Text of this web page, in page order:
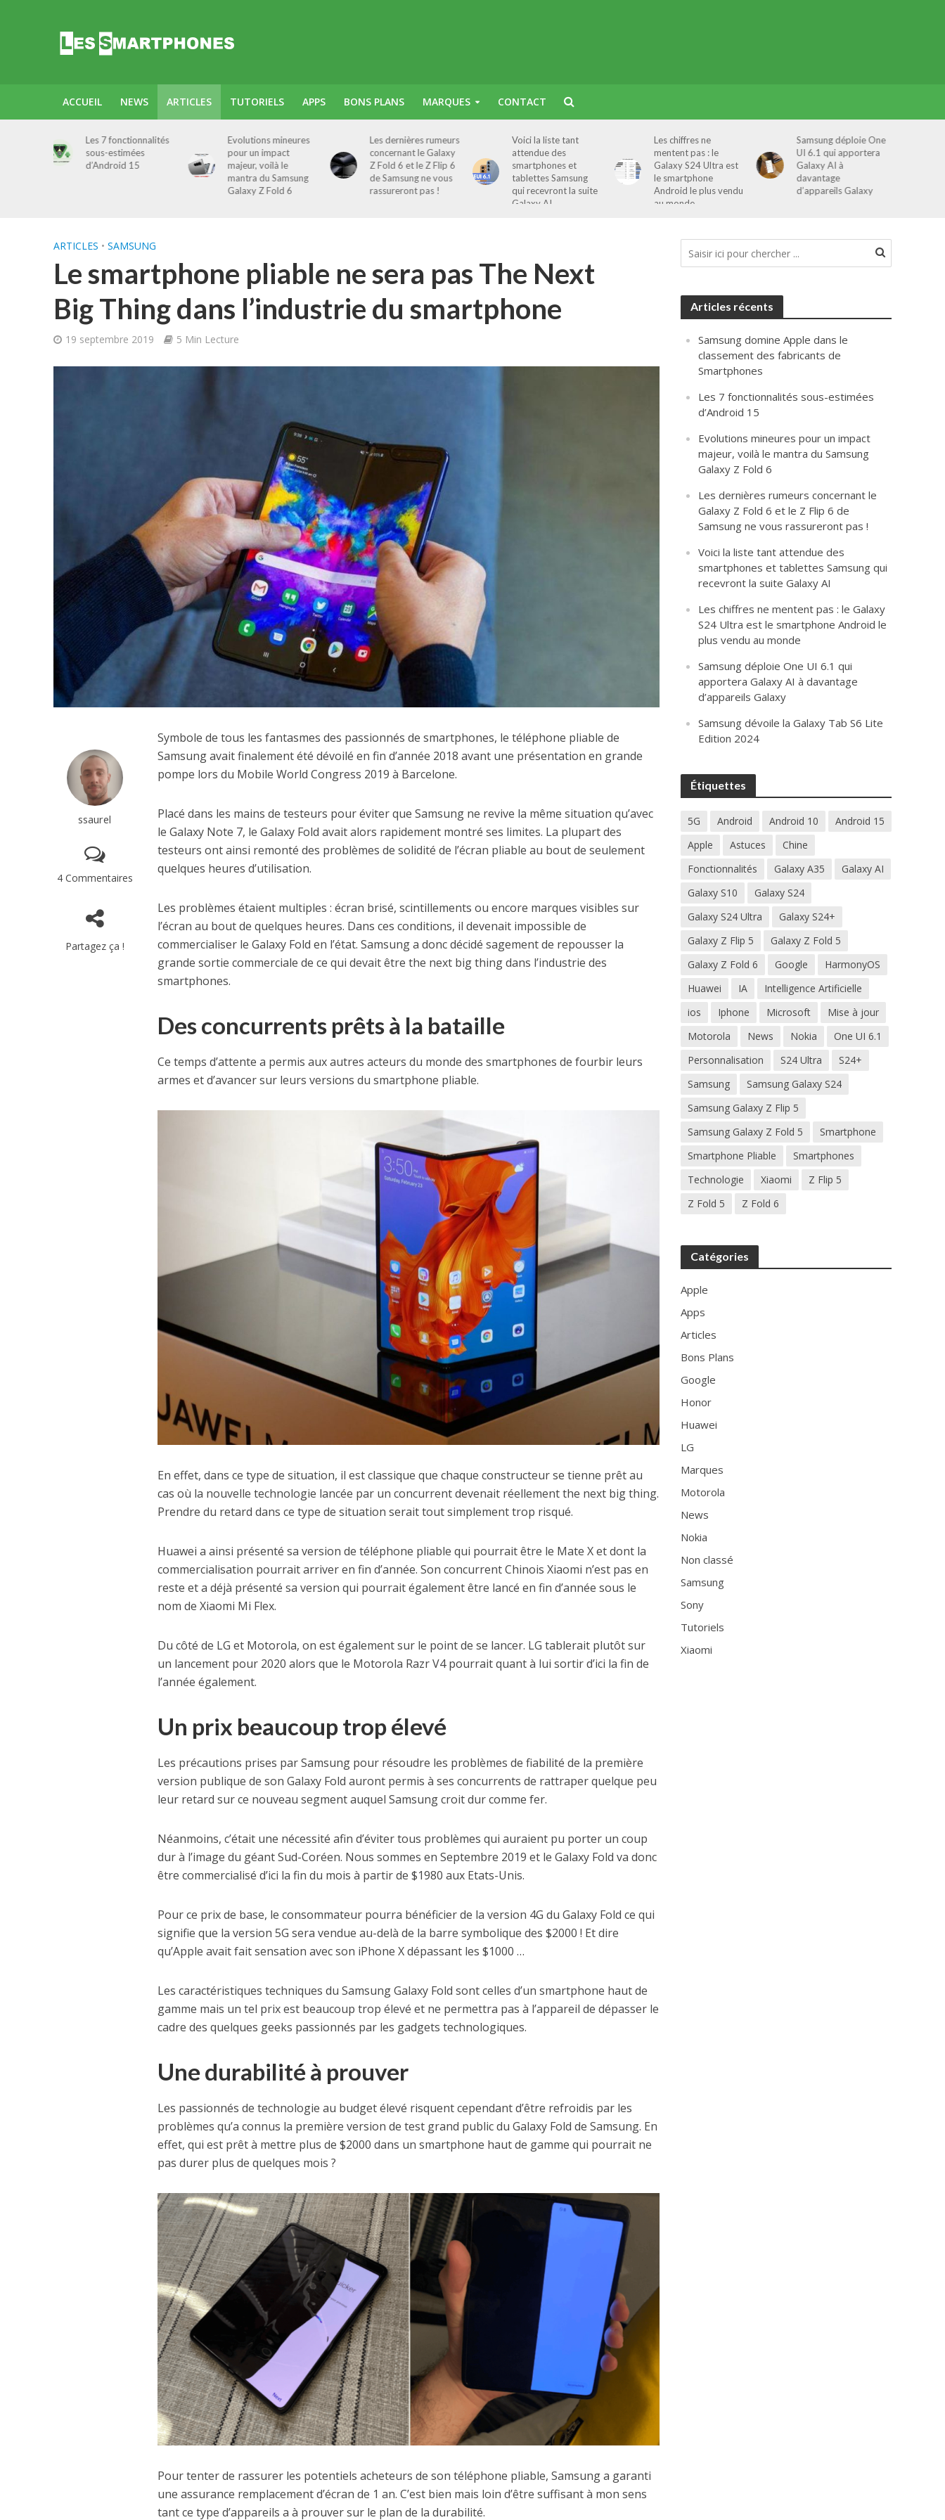
ACCUEIL NEWS ARTICLES TUTORIELS APPS BONS PLANS MARQUES CONTACT
Evolutions mineures
pour un impact
majeur, voilà le
Les dernières rumeurs
concernant le Galaxy
Z Fold 6 et le Z Flip 6
de Samsung ne vous
rassureront pas !
Voici la liste tant
attendue des
smartphones et
tablettes Samsung
qui recevront la suite
Les chiffres ne
mentent pas : le
Galaxy S24 Ultra est
le smartphone
Android le plus vendu
au monde
Samsung déploie One
UI 6.1 qui apportera
Galaxy AI à
davantage
d’appareils Galaxy
Samsung dévoile la
Galaxy Tab S6 Lite
Edition 2024
ARTICLES • SAMSUNG
Le smartphone pliable ne sera pas The Next
Big Thing dans l’industrie du smartphone
19 septembre 2019 5 Min Lecture
ssaurel
4 Commentaires
Partagez ça !
Symbole de tous les fantasmes des passionnés de smartphones, le téléphone pliable de
Samsung avait finalement été dévoilé en fin d’année 2018 avant une présentation en grande
pompe lors du Mobile World Congress 2019 à Barcelone.
Placé dans les mains de testeurs pour éviter que Samsung ne revive la même situation qu’avec
le Galaxy Note 7, le Galaxy Fold avait alors rapidement montré ses limites. La plupart des
testeurs ont ainsi remonté des problèmes de solidité de l’écran pliable au bout de seulement
quelques heures d’utilisation.
Les problèmes étaient multiples : écran brisé, scintillements ou encore marques visibles sur
l’écran au bout de quelques heures. Dans ces conditions, il devenait impossible de
commercialiser le Galaxy Fold en l’état. Samsung a donc décidé sagement de repousser la
grande sortie commerciale de ce qui devait être the next big thing dans l’industrie des
smartphones.
Des concurrents prêts à la bataille
Ce temps d’attente a permis aux autres acteurs du monde des smartphones de fourbir leurs
armes et d’avancer sur leurs versions du smartphone pliable.
En effet, dans ce type de situation, il est classique que chaque constructeur se tienne prêt au
cas où la nouvelle technologie lancée par un concurrent devenait réellement the next big thing.
Prendre du retard dans ce type de situation serait tout simplement trop risqué.
Huawei a ainsi présenté sa version de téléphone pliable qui pourrait être le Mate X et dont la
commercialisation pourrait arriver en fin d’année. Son concurrent Chinois Xiaomi n’est pas en
reste et a déjà présenté sa version qui pourrait également être lancé en fin d’année sous le
nom de Xiaomi Mi Flex.
Du côté de LG et Motorola, on est également sur le point de se lancer. LG tablerait plutôt sur
un lancement pour 2020 alors que le Motorola Razr V4 pourrait quant à lui sortir d’ici la fin de
l’année également.
Un prix beaucoup trop élevé
Les précautions prises par Samsung pour résoudre les problèmes de fiabilité de la première
version publique de son Galaxy Fold auront permis à ses concurrents de rattraper quelque peu
leur retard sur ce nouveau segment auquel Samsung croit dur comme fer.
Néanmoins, c’était une nécessité afin d’éviter tous problèmes qui auraient pu porter un coup
dur à l’image du géant Sud-Coréen. Nous sommes en Septembre 2019 et le Galaxy Fold va donc
être commercialisé d’ici la fin du mois à partir de $1980 aux Etats-Unis.
Pour ce prix de base, le consommateur pourra bénéficier de la version 4G du Galaxy Fold ce qui
signifie que la version 5G sera vendue au-delà de la barre symbolique des $2000 ! Et dire
qu’Apple avait fait sensation avec son iPhone X dépassant les $1000 …
Les caractéristiques techniques du Samsung Galaxy Fold sont celles d’un smartphone haut de
gamme mais un tel prix est beaucoup trop élevé et ne permettra pas à l’appareil de dépasser le
cadre des quelques geeks passionnés par les gadgets technologiques.
Une durabilité à prouver
Les passionnés de technologie au budget élevé risquent cependant d’être refroidis par les
problèmes qu’a connus la première version de test grand public du Galaxy Fold de Samsung. En
effet, qui est prêt à mettre plus de $2000 dans un smartphone haut de gamme qui pourrait ne
pas durer plus de quelques mois ?
Pour tenter de rassurer les potentiels acheteurs de son téléphone pliable, Samsung a garanti
une assurance remplacement d’écran de 1 an. C’est bien mais loin d’être suffisant à mon sens
tant ce type d’appareils a à prouver sur le plan de la durabilité.
Articles récents
Samsung domine Apple dans le
classement des fabricants de
Smartphones
Les 7 fonctionnalités sous-estimées
d’Android 15
Evolutions mineures pour un impact
majeur, voilà le mantra du Samsung
Galaxy Z Fold 6
Les dernières rumeurs concernant le
Galaxy Z Fold 6 et le Z Flip 6 de
Samsung ne vous rassureront pas !
Voici la liste tant attendue des
smartphones et tablettes Samsung qui
recevront la suite Galaxy AI
Les chiffres ne mentent pas : le Galaxy
S24 Ultra est le smartphone Android le
plus vendu au monde
Samsung déploie One UI 6.1 qui
apportera Galaxy AI à davantage
d’appareils Galaxy
Samsung dévoile la Galaxy Tab S6 Lite
Edition 2024
Étiquettes
5G Android Android 10
Android 15
Apple
Astuces
Chine
Fonctionnalités
Galaxy A35
Galaxy AI
Galaxy S10
Galaxy S24
Galaxy S24 Ultra
Galaxy S24+
Galaxy Z Flip 5
Galaxy Z Fold 5
Galaxy Z Fold 6
Google
HarmonyOS
Huawei
IA
Intelligence Artificielle
ios
Iphone Microsoft
Mise à jour
Motorola
News Nokia
One UI 6.1
Personnalisation
S24 Ultra
S24+
Samsung
Samsung Galaxy S24
Samsung Galaxy Z Flip 5
Samsung Galaxy Z Fold 5
Smartphone
Smartphone Pliable
Smartphones
Technologie
Xiaomi
Z Flip 5
Z Fold 5
Z Fold 6
Catégories
Apple
Apps
Articles
Bons Plans
Google
Honor
Huawei
LG
Marques
Motorola
News
Nokia
Non classé
Samsung
Sony
Tutoriels
Xiaomi